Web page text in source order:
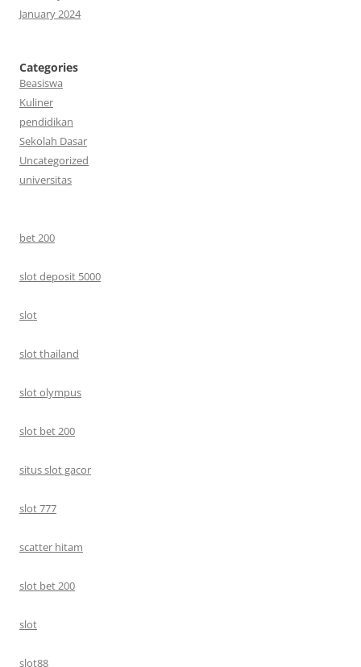
January 2024
Categories
Beasiswa
Kuliner
pendidikan
Sekolah Dasar
Uncategorized
universitas
bet 200
slot deposit 5000
slot
slot thailand
slot olympus
slot bet 200
situs slot gacor
slot 777
scatter hitam
slot bet 200
slot
slot88